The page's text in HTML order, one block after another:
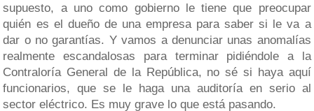
supuesto, a uno como gobierno le tiene que preocupar
quién es el dueño de una empresa para saber si le va a
dar o no garantías. Y vamos a denunciar unas anomalías
realmente escandalosas para terminar pidiéndole a la
Contraloría General de la República, no sé si haya aquí
funcionarios, que se le haga una auditoría en serio al
sector eléctrico. Es muy grave lo que está pasando.